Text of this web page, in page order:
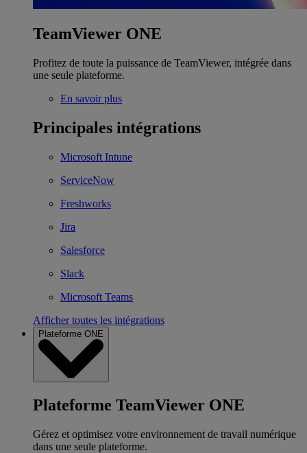
TeamViewer ONE
Profitez de toute la puissance de TeamViewer, intégrée dans
une seule plateforme.
En savoir plus
Principales intégrations
Microsoft Intune
ServiceNow
Freshworks
Jira
Salesforce
Slack
Microsoft Teams
Afficher toutes les intégrations
Plateforme ONE
Plateforme TeamViewer ONE
Gérez et optimisez votre environnement de travail numérique
dans une seule plateforme.